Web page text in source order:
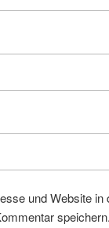
und Website
speichern.